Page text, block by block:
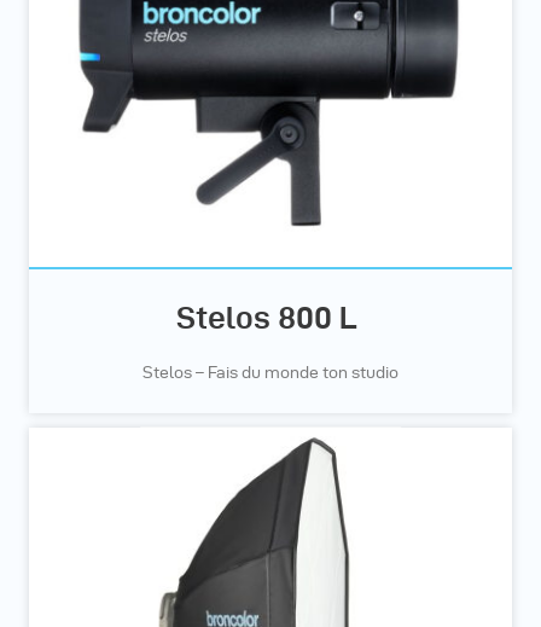
Stelos 800 L
Stelos – Fais du monde ton studio